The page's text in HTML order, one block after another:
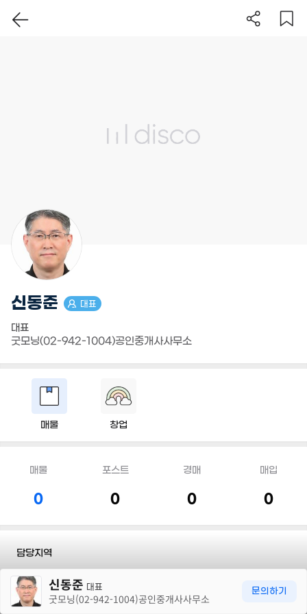
신동준 대표
대표
굿모닝(02-942-1004)공인중개사사무소
매물 창업
매물
0
포스트
0
경매
0
매입
0
담당지역
전화 신동준 대표
굿모닝(02-942-1004)공인중개사사무소
문의하기